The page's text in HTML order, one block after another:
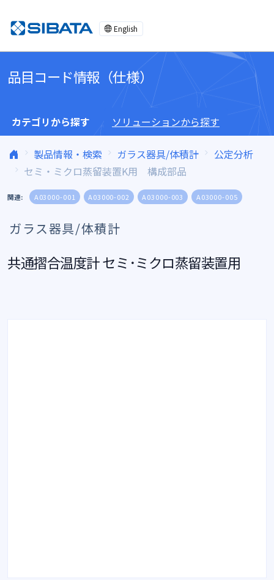
English
品目コード情報（仕様）
カテゴリから探す ソリューションから探す
製品情報・検索 ガラス器具/体積計
公定分析
セミ・ミクロ蒸留装置K用 構成部品
関連: A03000-001 A03000-002 A03000-003 A03000-005
ガラス器具/体積計
共通摺合温度計 セミ･ミクロ蒸留装置用